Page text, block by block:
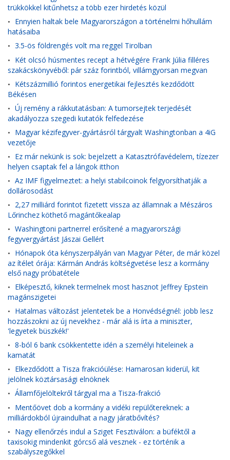
trükkökkel kitűnhetsz a több ezer hirdetés közül
• Ennyien haltak bele Magyarországon a történelmi hőhullám
hatásaiba
• 3.5-ös földrengés volt ma reggel Tirolban
• Két olcsó húsmentes recept a hétvégére Frank Júlia filléres
szakácskönyvéből: pár száz forintból, villámgyorsan megvan
• Kétszázmillió forintos energetikai fejlesztés kezdődött
Békésen
• Új remény a rákkutatásban: A tumorsejtek terjedését
akadályozza szegedi kutatók felfedezése
• Magyar kézifegyver-gyártásról tárgyalt Washingtonban a 4iG
vezetője
• Ez már nekünk is sok: bejelzett a Katasztrófavédelem, tízezer
helyen csaptak fel a lángok itthon
• Az IMF figyelmeztet: a helyi stabilcoinok felgyorsíthatják a
dollárosodást
• 2,27 milliárd forintot fizetett vissza az államnak a Mészáros
Lőrinchez köthető magántőkealap
• Washingtoni partnerrel erősítené a magyarországi
fegyvergyártást Jászai Gellért
• Hónapok óta kényszerpályán van Magyar Péter, de már közel
az ítélet órája: Kármán András költségvetése lesz a kormány
első nagy próbatétele
• Elképesztő, kiknek termelnek most hasznot Jeffrey Epstein
magánszigetei
• Hatalmas változást jelentetek be a Honvédségnél: jobb lesz
hozzászokni az új nevekhez - már alá is írta a miniszter,
'legyetek büszkék!'
• 8-ból 6 bank csökkentette idén a személyi hiteleinek a
kamatát
• Elkezdődött a Tisza frakcióülése: Hamarosan kiderül, kit
jelölnek köztársasági elnöknek
• Államfőjelöltekről tárgyal ma a Tisza-frakció
• Mentőövet dob a kormány a vidéki repülőtereknek: a
milliárdokból újraindulhat a nagy járatbővítés?
• Nagy ellenőrzés indul a Sziget Fesztiválon: a büféktől a
taxisokig mindenkit górcső alá vesznek - ez történik a
szabályszegőkkel